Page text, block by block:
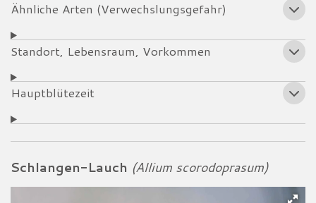
Ähnliche Arten (Verwechslungsgefahr)
Standort, Lebensraum, Vorkommen
Hauptblütezeit
Schlangen-Lauch (Allium scorodoprasum)